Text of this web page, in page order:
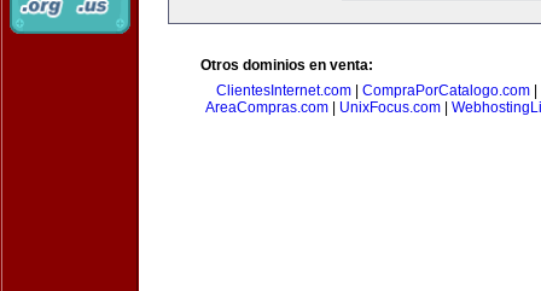
Otros dominios en venta:
ClientesInternet.com
CompraPorCatalogo.com
AreaCompras.com
UnixFocus.com